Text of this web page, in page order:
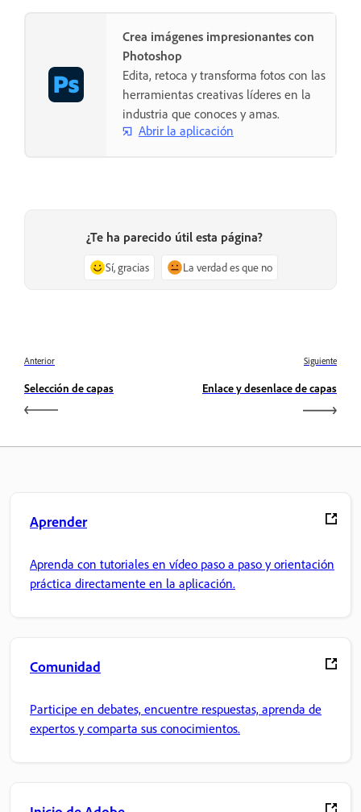
Crea imágenes impresionantes con
Photoshop
Edita, retoca y transforma fotos con las
herramientas creativas líderes en la
industria que conoces y amas.
Abrir la aplicación
¿Te ha parecido útil esta página?
Sí, gracias La verdad es que no
Anterior
Selección de capas
Siguiente
Enlace y desenlace de capas
Aprender
Aprenda con tutoriales en vídeo paso a paso y orientación
práctica directamente en la aplicación.
Comunidad
Participe en debates, encuentre respuestas, aprenda de
expertos y comparta sus conocimientos.